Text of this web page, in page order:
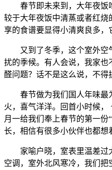
春节即未来到，大年夜饭
较于大年夜饭中清蒸或者红
享的食谱要显得小清爽良多，
又到了冬季，这个室外空
扰的季候。有人会说，我家也
醛问题？话不是这么说，不得
春节做为我们国人年味最
火，喜气洋洋。回首小时候
月一给我们奉上春节的第一
长，相信有很多小伙伴也都想
家喻户晓，室表里温差过
空调，室外北风寒冷，我们